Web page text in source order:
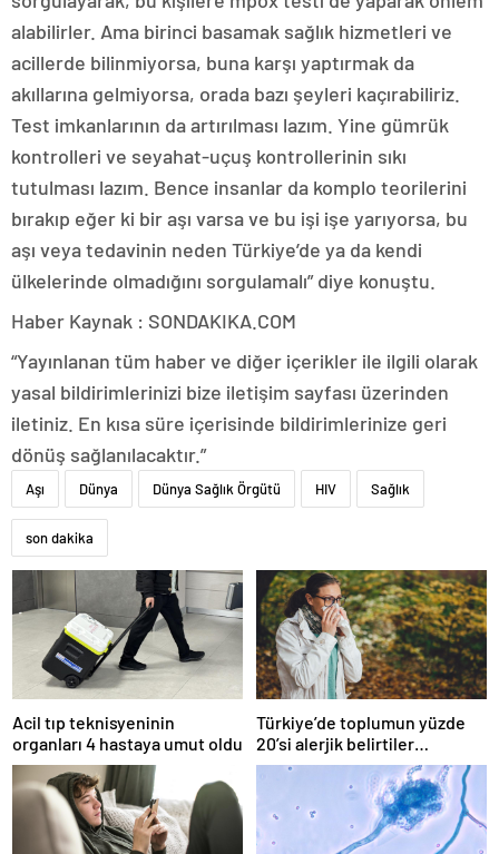
alabilirler. Ama birinci basamak sağlık hizmetleri ve
acillerde bilinmiyorsa, buna karşı yaptırmak da
akıllarına gelmiyorsa, orada bazı şeyleri kaçırabiliriz.
Test imkanlarının da artırılması lazım. Yine gümrük
kontrolleri ve seyahat-uçuş kontrollerinin sıkı
tutulması lazım. Bence insanlar da komplo teorilerini
bırakıp eğer ki bir aşı varsa ve bu işi işe yarıyorsa, bu
aşı veya tedavinin neden Türkiye’de ya da kendi
ülkelerinde olmadığını sorgulamalı” diye konuştu.
Haber Kaynak : SONDAKIKA.COM
“Yayınlanan tüm haber ve diğer içerikler ile ilgili olarak
yasal bildirimlerinizi bize iletişim sayfası üzerinden
iletiniz. En kısa süre içerisinde bildirimlerinize geri
dönüş sağlanılacaktır.”
Aşı Dünya Dünya Sağlık Örgütü HIV Sağlık
son dakika
Acil tıp teknisyeninin
organları 4 hastaya umut oldu
Türkiye’de toplumun yüzde
20’si alerjik belirtiler
gösteriyor